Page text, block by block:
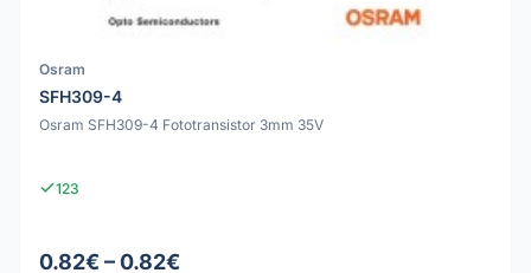
Osram
SFH309-4
Osram SFH309-4 Fototransistor 3mm 35V
123
0.82€ – 0.82€